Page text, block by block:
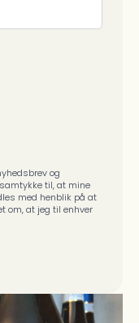
og
til, at mine
med henblik på at
om, at jeg til enhver